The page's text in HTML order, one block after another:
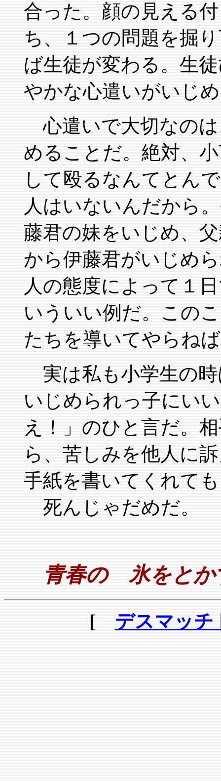
合った。顔の見える
ち、１つの問題を掘
ば生徒が変わる。生
やかな心遣いがいじ
心遣いで大切なの
めることだ。絶対、
して殴るなんてとん
人はいないんだから
藤君の妹をいじめ、
から伊藤君がいじめ
人の態度によって１
いういい例だ。この
たちを導いてやらね
実は私も小学生の
いじめられっ子にい
え！」のひと言だ。
ら、苦しみを他人に
手紙を書いてくれて
死んじゃだめだ。
青春の 氷をと
[ デスマッチ